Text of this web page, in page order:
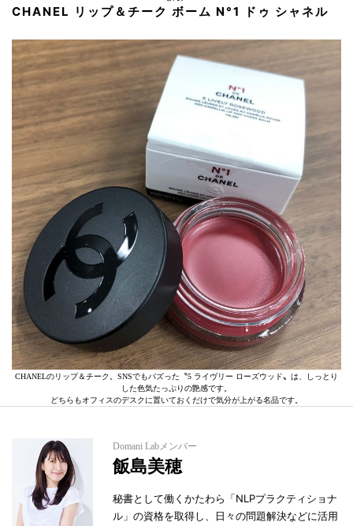
CHANEL リップ＆チーク ボーム N°1 ドゥ シャネル
CHANELのリップ＆チーク。SNSでもバズった〝5 ライヴリー ローズウッド〟は、しっとり
した色気たっぷりの艶感です。
どちらもオフィスのデスクに置いておくだけで気分が上がる名品です。
Domani Labメンバー
飯島美穂
秘書として働くかたわら「NLPプラクティショナ
ル」の資格を取得し、日々の問題解決などに活用